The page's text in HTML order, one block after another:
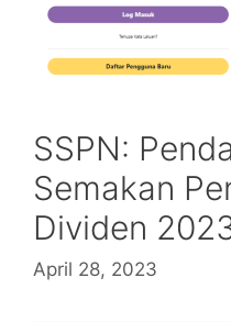
SSPN:
Semakan
Dividen
April 28, 2023